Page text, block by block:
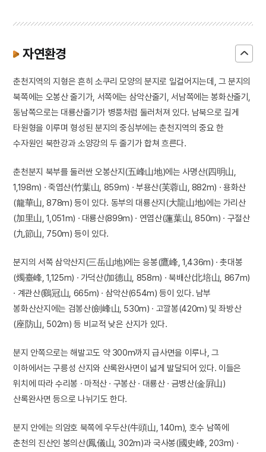
자연환경
춘천지역의 지형은 흔히 소쿠리 모양의 분지로 일컬어지는데, 그 분지의
북쪽에는 오봉산 줄기가, 서쪽에는 삼악산줄기, 서남쪽에는 봉화산줄기,
동남쪽으로는 대룡산줄기가 병풍처럼 둘러처져 있다. 남북으로 길게
타원형을 이루며 형성된 분지의 중심부에는 춘천지역의 중요 한
수자원인 북한강과 소양강의 두 줄기가 합쳐 흐른다.
춘천분지 북부를 둘러싼 오봉산지(五峰山地)에는 사명산(四明山,
1,198m) · 죽엽산(竹葉山, 859m) · 부용산(芙蓉山, 882m) · 용화산
(龍華山, 878m) 등이 있다. 동부의 대룡산지(大龍山地)에는 가리산
(加里山, 1,051m) · 대룡산(899m) · 연엽산(蓮葉山, 850m) · 구절산
(九節山, 750m) 등이 있다.
분지의 서쪽 삼악산지(三岳山地)에는 응봉(鷹峰, 1,436m) · 촛대봉
(燭臺峰, 1,125m) · 가덕산(加德山, 858m) · 북배산(北培山, 867m)
· 계관산(鷄冠山, 665m) · 삼악산(654m) 등이 있다. 남부
봉화산산지에는 검봉산(劍峰山, 530m) · 고깔봉(420m) 및 좌방산
(座防山, 502m) 등 비교적 낮은 산지가 있다.
분지 안쪽으로는 해발고도 약 300m까지 급사면을 이루나, 그
이하에서는 구릉성 산지와 산록완사면이 넓게 발달되어 있다. 이들은
위치에 따라 수리봉 · 마적산 · 구봉산 · 대룡산 · 금병산(金屛山)
산록완사면 등으로 나뉘기도 한다.
분지 안에는 의암호 북쪽에 우두산(牛頭山, 140m), 호수 남쪽에
춘천의 진산인 봉의산(鳳儀山, 302m)과 국사봉(國史峰, 203m) ·